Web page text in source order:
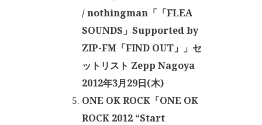
/ nothingman「「FLEA
SOUNDS」Supported by
ZIP-FM「FIND OUT」」セ
ットリスト Zepp Nagoya
2012年3月29日(木)
ONE OK ROCK「ONE OK
ROCK 2012 “Start